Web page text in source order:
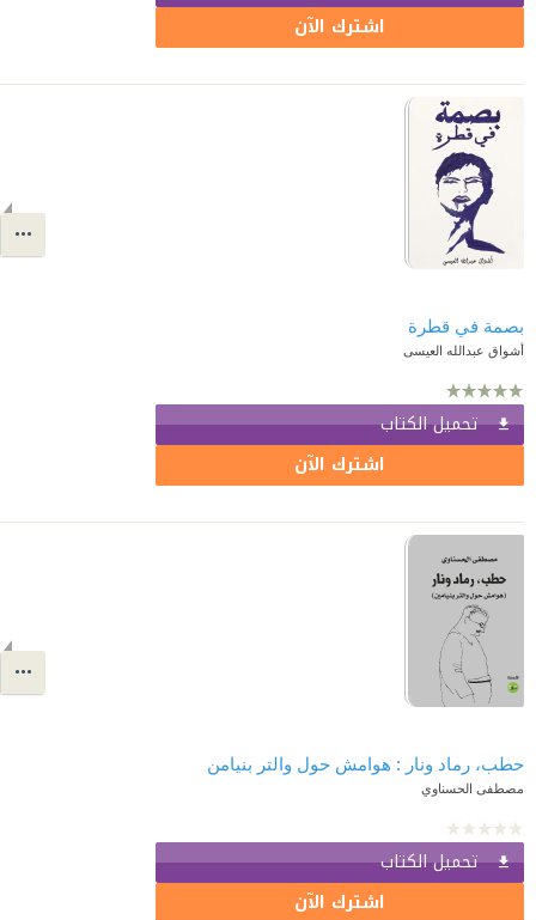
اشترك الآن
بصمة في قطرة
أشواق عبدالله العيسى
تحميل الكتاب
اشترك الآن
حطب، رماد ونار : هوامش حول والتر بنيامن
مصطفى الحسناوي
تحميل الكتاب
اشترك الآن